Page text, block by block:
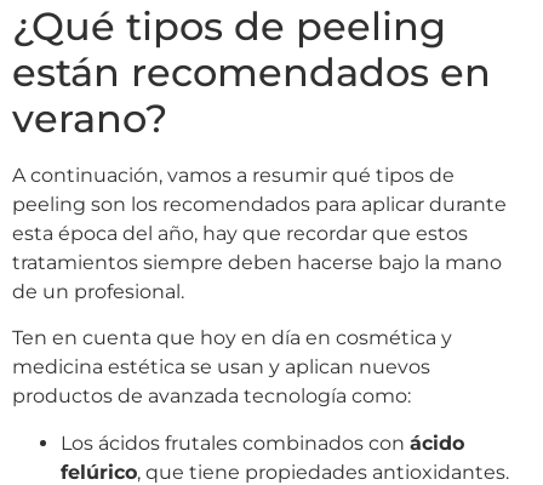
¿Qué tipos de peeling
están recomendados en
verano?
A continuación, vamos a resumir qué tipos de
peeling son los recomendados para aplicar durante
esta época del año, hay que recordar que estos
tratamientos siempre deben hacerse bajo la mano
de un profesional.
Ten en cuenta que hoy en día en cosmética y
medicina estética se usan y aplican nuevos
productos de avanzada tecnología como:
Los ácidos frutales combinados con ácido
felúrico, que tiene propiedades antioxidantes.